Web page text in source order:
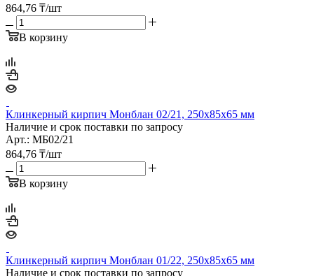
864,76 ₸/шт
В корзину
Клинкерный кирпич Монблан 02/21, 250х85х65 мм
Наличие и срок поставки по запросу
Арт.: МБ02/21
864,76 ₸/шт
В корзину
Клинкерный кирпич Монблан 01/22, 250х85х65 мм
Наличие и срок поставки по запросу